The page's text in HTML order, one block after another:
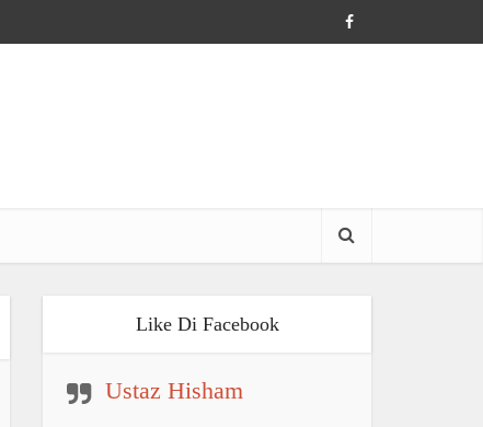
Like Di Facebook
Ustaz Hisham